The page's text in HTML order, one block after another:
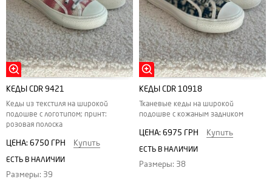
КЕДЫ CDR 9421
Кеды из текстиля на широкой
подошве с логотипом; принт:
розовая полоска
ЦЕНА: 6750 ГРН Купить
ЕСТЬ В НАЛИЧИИ
Размеры: 39
КЕДЫ CDR 10918
Тканевые кеды на широкой
подошве с кожаным задником
ЦЕНА: 6975 ГРН Купить
ЕСТЬ В НАЛИЧИИ
Размеры: 38